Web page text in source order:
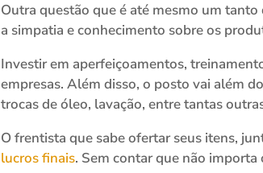
Outra questão que é até mesmo um
a simpatia e conhecimento sobre os
Investir em aperfeiçoamentos,
empresas. Além disso, o posto vai além
trocas de óleo, lavação, entre tantas
O frentista que sabe ofertar seus itens,
lucros finais. Sem contar que não